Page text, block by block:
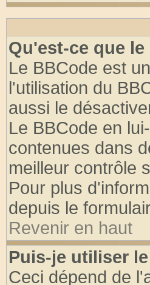
Qu'est-ce que le
Le BBCode est
l'utilisation du
aussi le
Le BBCode en
contenues dans
meilleur contrôle
Pour plus
depuis le
Revenir en haut
Puis-je utiliser
Ceci dépend de